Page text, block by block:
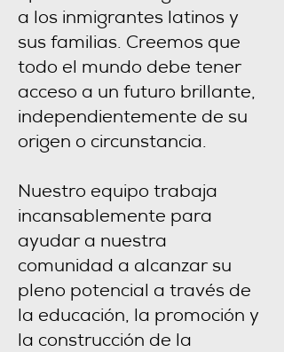
a los inmigrantes latinos y
sus familias. Creemos que
todo el mundo debe tener
acceso a un futuro brillante,
independientemente de su
origen o circunstancia.
Nuestro equipo trabaja
incansablemente para
ayudar a nuestra
comunidad a alcanzar su
pleno potencial a través de
la educación, la promoción y
la construcción de la